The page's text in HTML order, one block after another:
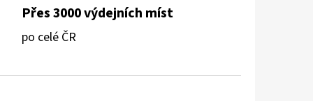
Přes 3000 výdejních míst
po celé ČR